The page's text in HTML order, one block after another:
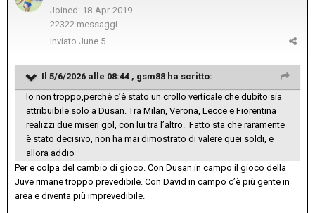
Joined: 18-Apr-2019
22322 messaggi
Inviato June 5
Il 5/6/2026 alle 08:44 , gsm88 ha scritto:
Io non troppo,perché c’è stato un crollo verticale che dubito sia
attribuibile solo a Dusan. Tra Milan, Verona, Lecce e Fiorentina
realizzi due miseri gol, con lui tra l’altro. Fatto sta che raramente
è stato decisivo, non ha mai dimostrato di valere quei soldi, e
allora addio
Per e colpa del cambio di gioco. Con Dusan in campo il gioco della
Juve rimane troppo prevedibile. Con David in campo c’è più gente in
area e diventa più imprevedibile.